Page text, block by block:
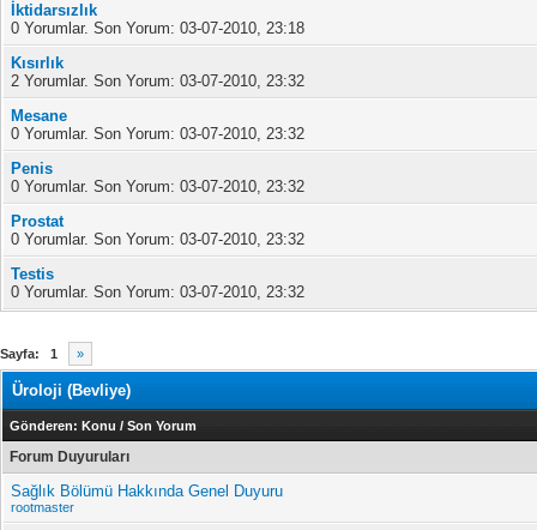
İktidarsızlık
0 Yorumlar. Son Yorum: 03-07-2010, 23:18
Kısırlık
2 Yorumlar. Son Yorum: 03-07-2010, 23:32
Mesane
0 Yorumlar. Son Yorum: 03-07-2010, 23:32
Penis
0 Yorumlar. Son Yorum: 03-07-2010, 23:32
Prostat
0 Yorumlar. Son Yorum: 03-07-2010, 23:32
Testis
0 Yorumlar. Son Yorum: 03-07-2010, 23:32
Sayfa: 1 »
Üroloji (Bevliye)
Gönderen: Konu / Son Yorum
Forum Duyuruları
Sağlık Bölümü Hakkında Genel Duyuru
rootmaster